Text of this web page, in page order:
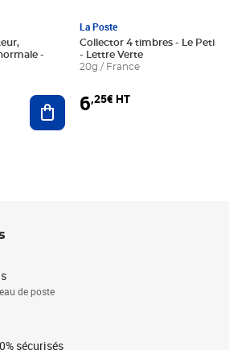
Ajouter au panier
La Poste
Collector 4 timbres - Le Petit
- Lettre Verte
20g / France
6,25€ HT
de poste
sécurisés